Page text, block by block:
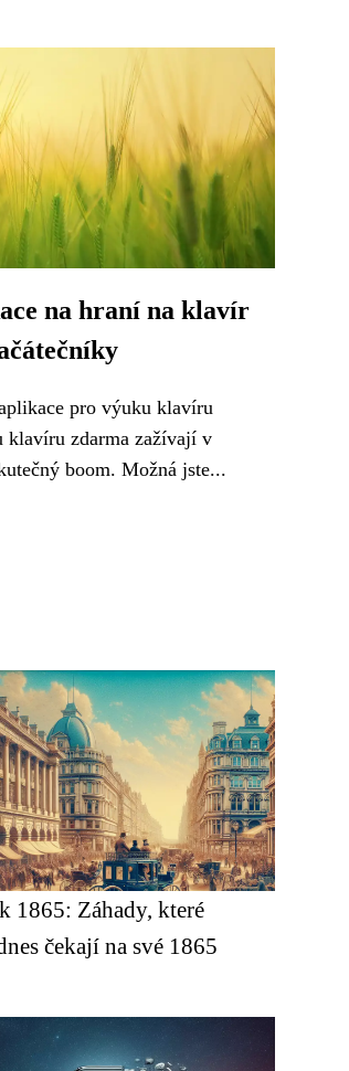
na hraní na klavír
pro výuku klavíru
klavíru zdarma zažívají v
boom. Možná jste...
1865: Záhady, které
čekají na své 1865